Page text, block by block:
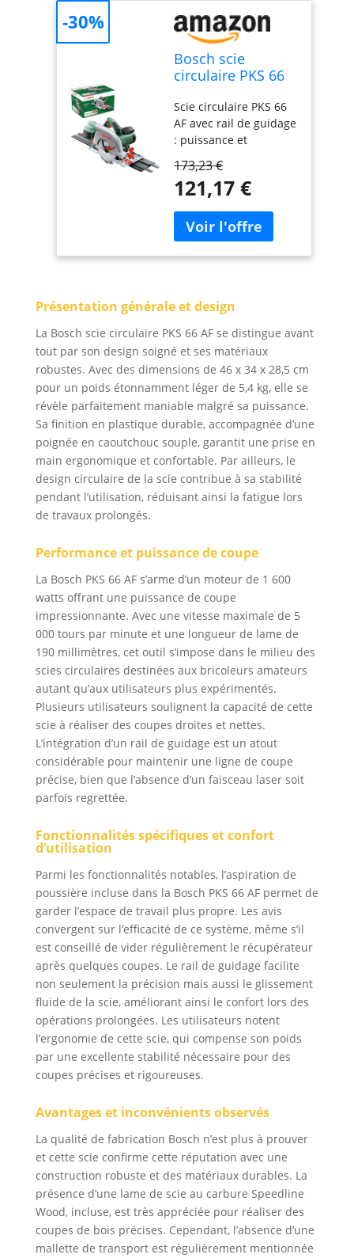
Bosch scie
circulaire PKS 66
rail de guidage,
carton, 1 600 W)
Scie circulaire PKS 66
AF avec rail de guidage
: puissance et
coupes droites Permet
aussi d’effectuer des
précises avec le rail de
guidage fourni Travail
propre car 80 % des
boîtier CleanSystem
lames de scie
circulaire avec un
diamètre nominal de
190 mm Livré avec :
PKS 66 AF, boîtier
CleanSystem, guide de
coupe CutControl, trois
éléments de rail de
guidage (de 35 cm
Speedline Wood
173,23 €
121,17 €
-30%
Présentation générale et design
La Bosch scie circulaire PKS 66 AF se distingue avant
tout par son design soigné et ses matériaux
robustes. Avec des dimensions de 46 x 34 x 28,5 cm
pour un poids étonnamment léger de 5,4 kg, elle se
révèle parfaitement maniable malgré sa puissance.
Sa finition en plastique durable, accompagnée d’une
poignée en caoutchouc souple, garantit une prise en
main ergonomique et confortable. Par ailleurs, le
design circulaire de la scie contribue à sa stabilité
pendant l’utilisation, réduisant ainsi la fatigue lors
de travaux prolongés.
Performance et puissance de coupe
La Bosch PKS 66 AF s’arme d’un moteur de 1 600
watts offrant une puissance de coupe
impressionnante. Avec une vitesse maximale de 5
000 tours par minute et une longueur de lame de
190 millimètres, cet outil s’impose dans le milieu des
scies circulaires destinées aux bricoleurs amateurs
autant qu’aux utilisateurs plus expérimentés.
Plusieurs utilisateurs soulignent la capacité de cette
scie à réaliser des coupes droites et nettes.
L’intégration d’un rail de guidage est un atout
considérable pour maintenir une ligne de coupe
précise, bien que l’absence d’un faisceau laser soit
parfois regrettée.
Fonctionnalités spécifiques et confort
d’utilisation
Parmi les fonctionnalités notables, l’aspiration de
poussière incluse dans la Bosch PKS 66 AF permet de
garder l’espace de travail plus propre. Les avis
convergent sur l’efficacité de ce système, même s’il
est conseillé de vider régulièrement le récupérateur
après quelques coupes. Le rail de guidage facilite
non seulement la précision mais aussi le glissement
fluide de la scie, améliorant ainsi le confort lors des
opérations prolongées. Les utilisateurs notent
l’ergonomie de cette scie, qui compense son poids
par une excellente stabilité nécessaire pour des
coupes précises et rigoureuses.
Avantages et inconvénients observés
La qualité de fabrication Bosch n’est plus à prouver
et cette scie confirme cette réputation avec une
construction robuste et des matériaux durables. La
présence d’une lame de scie au carbure Speedline
Wood, incluse, est très appréciée pour réaliser des
coupes de bois précises. Cependant, l’absence d’une
mallette de transport est régulièrement mentionnée